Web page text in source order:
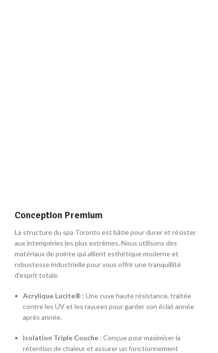
Conception Premium
La structure du spa Toronto est bâtie pour durer et résister
aux intempéries les plus extrêmes. Nous utilisons des
matériaux de pointe qui allient esthétique moderne et
robustesse industrielle pour vous offrir une tranquillité
d’esprit totale.
Acrylique Lucite® : Une cuve haute résistance, traitée
contre les UV et les rayures pour garder son éclat année
après année.
Isolation Triple Couche : Conçue pour maximiser la
rétention de chaleur et assurer un fonctionnement